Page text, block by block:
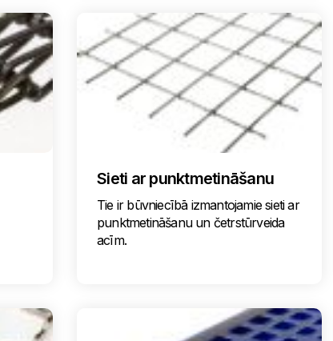
Sieti ar punktmetināšanu
Tie ir būvniecībā izmantojamie sieti ar
punktmetināšanu un četrstūrveida
acīm.